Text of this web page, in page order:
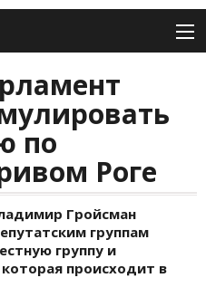
по
Роге
Гройсман
группам
группу и
происходит в